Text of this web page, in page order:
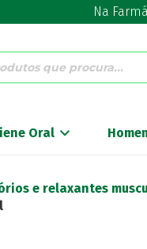
Na
Oral
e relaxantes